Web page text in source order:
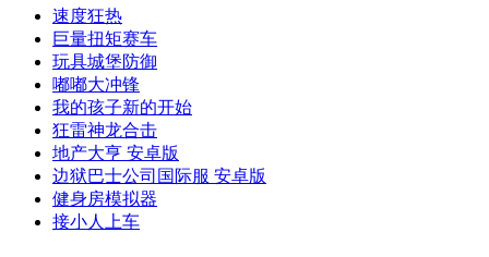
速度狂热
巨量扭矩赛车
玩具城堡防御
嘟嘟大冲锋
我的孩子新的开始
狂雷神龙合击
地产大亨 安卓版
边狱巴士公司国际服 安卓版
健身房模拟器
接小人上车